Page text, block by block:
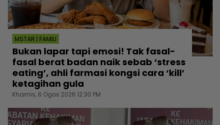
MSTAR | FAMILI
Bukan lapar tapi emosi! Tak fasal-
fasal berat badan naik sebab ‘stress
eating’, ahli farmasi kongsi cara ‘kill’
ketagihan gula
Khamis, 6 Ogos 2026 12:30 PM